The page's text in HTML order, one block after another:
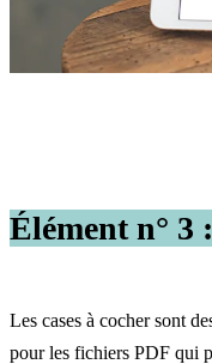
Élément n° 3
Les cases à cocher sont
pour les fichiers PDF qui